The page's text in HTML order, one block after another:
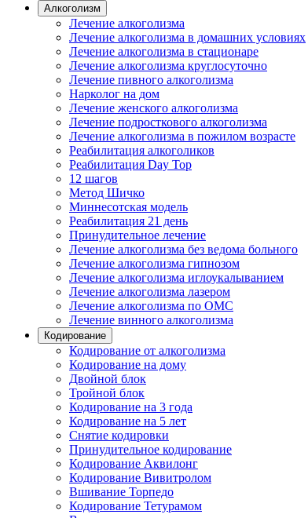
Алкоголизм
Лечение алкоголизма
Лечение алкоголизма в домашних условиях
Лечение алкоголизма в стационаре
Лечение алкоголизма круглосуточно
Лечение пивного алкоголизма
Нарколог на дом
Лечение женского алкоголизма
Лечение подросткового алкоголизма
Лечение алкоголизма в пожилом возрасте
Реабилитация алкоголиков
Реабилитация Day Top
12 шагов
Метод Шичко
Миннесотская модель
Реабилитация 21 день
Принудительное лечение
Лечение алкоголизма без ведома больного
Лечение алкоголизма гипнозом
Лечение алкоголизма иглоукалыванием
Лечение алкоголизма лазером
Лечение алкоголизма по ОМС
Лечение винного алкоголизма
Кодирование
Кодирование от алкоголизма
Кодирование на дому
Двойной блок
Тройной блок
Кодирование на 3 года
Кодирование на 5 лет
Снятие кодировки
Принудительное кодирование
Кодирование Аквилонг
Кодирование Вивитролом
Вшивание Торпедо
Кодирование Тетурамом